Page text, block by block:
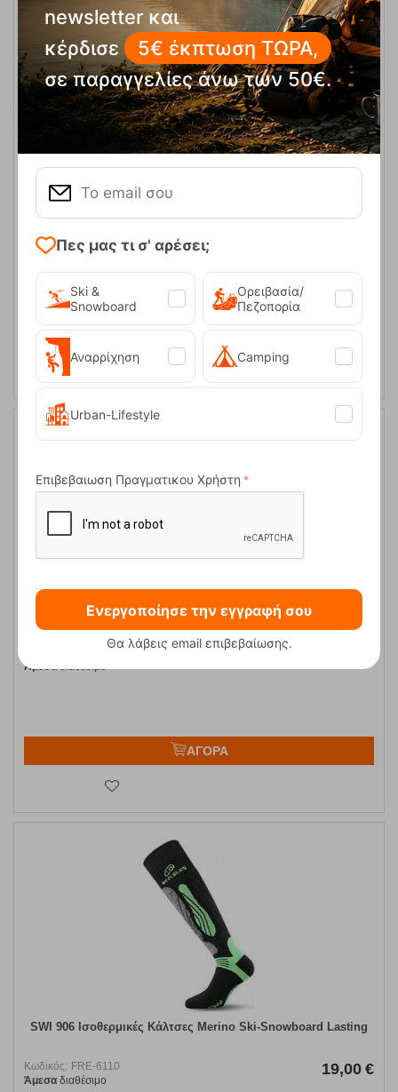
Ανδρική Μπλούζα Fleece Almeri-M Black Kilpi
Κωδικός:
Άμεσα διαθέσιμο
Μέγεθος:
2XL
ΕΠΙΛΟΓΕΣ
Ski Bag Lite Black/White/Red Θήκη Για Πέδιλα Σκι Nordica
Άμεσαδιαθέσιμο
ΑΓΟΡΑ
SWI 906 Ισοθερμικές Κάλτσες Merino Ski-Snowboard Lasting
Κωδικός: FRE-6110
Άμεσα διαθέσιμο
19,00 €
newsletter και
κέρδισε
5€ έκπτωση ΤΩΡΑ,
σε παραγγελίες άνω των 50€.
Πες μας τι σ' αρέσει;
Ski &
Snowboard
Ορειβασία/
Πεζοπορία
Αναρρίχηση Camping
Urban-Lifestyle
Επιβεβαιωση Πραγματικου Χρήστη
Ενεργοποίησε την εγγραφή σου
Θα λάβεις email επιβεβαίωσης.